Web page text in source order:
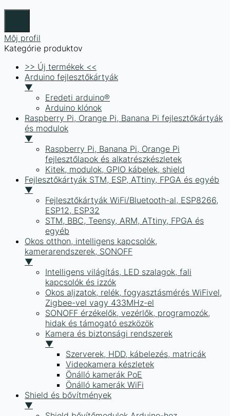
Môj profil
Kategórie produktov
>> Új termékek <<
Arduino fejlesztőkártyák
▼
Eredeti arduino®
Arduino klónok
Raspberry Pi, Orange Pi, Banana Pi fejlesztőkártyák
és modulok
▼
Raspberry Pi, Banana Pi, Orange Pi
fejlesztőlapok és alkatrészkészletek
Kitek, modulok, GPIO kábelek, shield
Fejlesztőkártyák STM, ESP, ATtiny, FPGA és egyéb
▼
Fejlesztőkártyák WiFi/Bluetooth-al, ESP8266,
ESP12, ESP32
STM, BBC, Teensy, ARM, ATtiny, FPGA és
egyéb
Okos otthon, intelligens kapcsolók,
kamerarendszerek, SONOFF
▼
Intelligens világítás, LED szalagok, fali
kapcsolók és izzók
Okos aljzatok, relék, fogyasztásmérés WiFivel,
Zigbee-vel vagy 433MHz-el
SONOFF érzékelők, vezérlők, programozók,
hidak és támogató eszközök
Kamera és biztonsági rendszerek
▼
Szerverek, HDD, kábelezés, matricák
Videokamera készletek
Önálló kamerák PoE
Önálló kamerák WiFi
Shield és bővítmények
▼